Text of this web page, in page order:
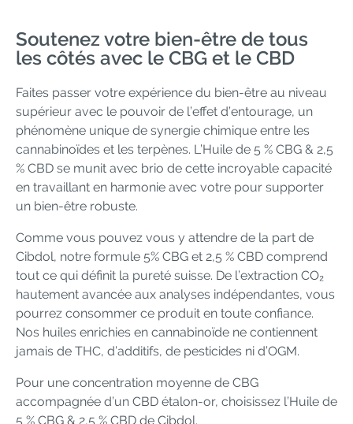
Soutenez votre bien-être de tous
les côtés avec le CBG et le CBD
Faites passer votre expérience du bien-être au niveau
supérieur avec le pouvoir de l’effet d’entourage, un
phénomène unique de synergie chimique entre les
cannabinoïdes et les terpènes. L’Huile de 5 % CBG & 2,5
% CBD se munit avec brio de cette incroyable capacité
en travaillant en harmonie avec votre pour supporter
un bien-être robuste.
Comme vous pouvez vous y attendre de la part de
Cibdol, notre formule 5% CBG et 2,5 % CBD comprend
tout ce qui définit la pureté suisse. De l’extraction CO₂
hautement avancée aux analyses indépendantes, vous
pourrez consommer ce produit en toute confiance.
Nos huiles enrichies en cannabinoïde ne contiennent
jamais de THC, d’additifs, de pesticides ni d’OGM.
Pour une concentration moyenne de CBG
accompagnée d’un CBD étalon-or, choisissez l’Huile de
5 % CBG & 2,5 % CBD de Cibdol.